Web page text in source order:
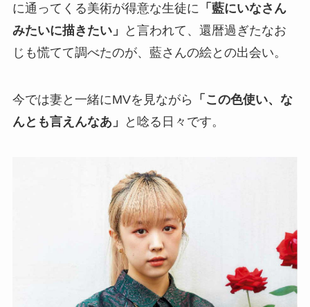
に通ってくる美術が得意な生徒に 「藍にいなさん
みたいに描きたい」
と言われて、還暦過ぎたなお
じも慌てて調べたのが、藍さんの絵との出会い。
今では妻と一緒にMVを見ながら
「この色使い、な
んとも言えんなあ」
と唸る日々です。